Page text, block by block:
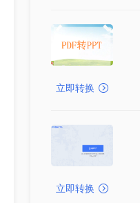
立即转换
立即转换